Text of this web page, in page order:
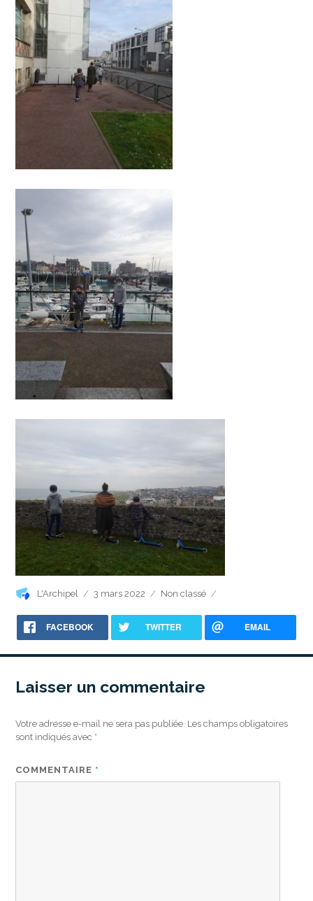
Auteur
L'Archipel
Publié
3 mars 2022 Catégories
Non classé
FACEBOOK TWITTER EMAIL
Laisser un commentaire
Votre adresse e-mail ne sera pas publiée. Les champs obligatoires
sont indiqués avec *
COMMENTAIRE *